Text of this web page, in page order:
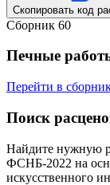
Скопировать код
Сборник 60
Печные
Перейти в
Поиск
Найдите нужную
ФСНБ-2022 на
искусственного